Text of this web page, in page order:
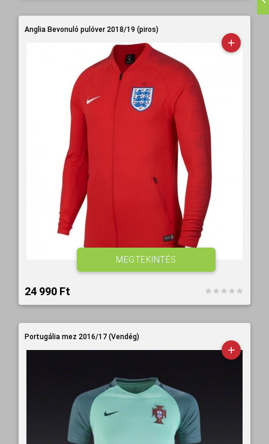
Anglia Bevonuló pulóver 2018/19 (piros)
24 990 Ft‎
MEGTEKINTÉS
Portugália mez 2016/17 (Vendég)